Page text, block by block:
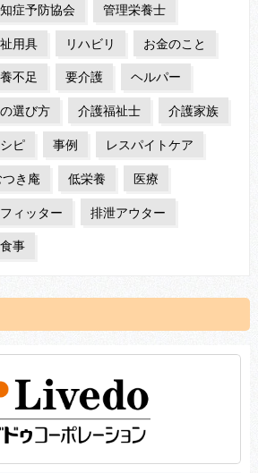
症予防協会 管理栄養士
用具 リハビリ お金のこと
不足 要介護 ヘルパー
選び方 介護福祉士 介護家族
ピ 事例 レスパイトケア
つき庵 低栄養 医療
ィッター 排泄アウター
事